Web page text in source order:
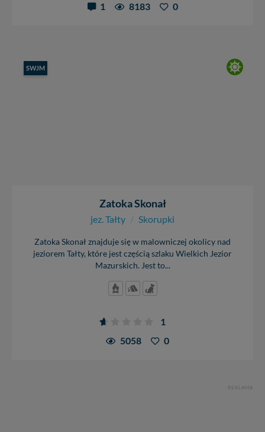
1 8183 0
SWJM
Zatoka Skonał
jez. Tałty / Skorupki
Zatoka Skonał znajduje się w malowniczej okolicy nad
jeziorem Tałty, które jest częścią szlaku Wielkich Jezior
Mazurskich. Jest to...
1
5058
0
REKLAMA